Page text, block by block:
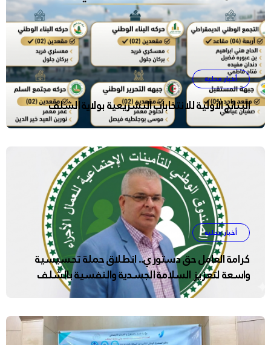
أخبار محلية
النتائج الأولية للانتخابات التشريعية بولاية الشلف
أخبار محلية
كرامة العامل حق دستوري.. انطلاق حملة تحسيسية
واسعة لتعزيز السلامة الجسدية والنفسية بالشلف